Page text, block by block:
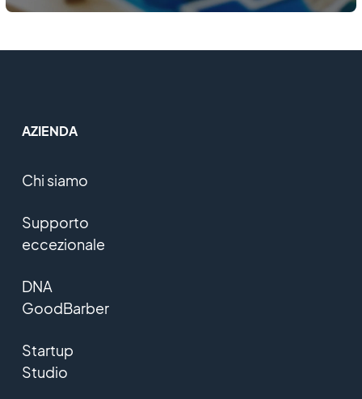
AZIENDA
Chi siamo
Supporto
eccezionale
DNA
GoodBarber
Startup
Studio